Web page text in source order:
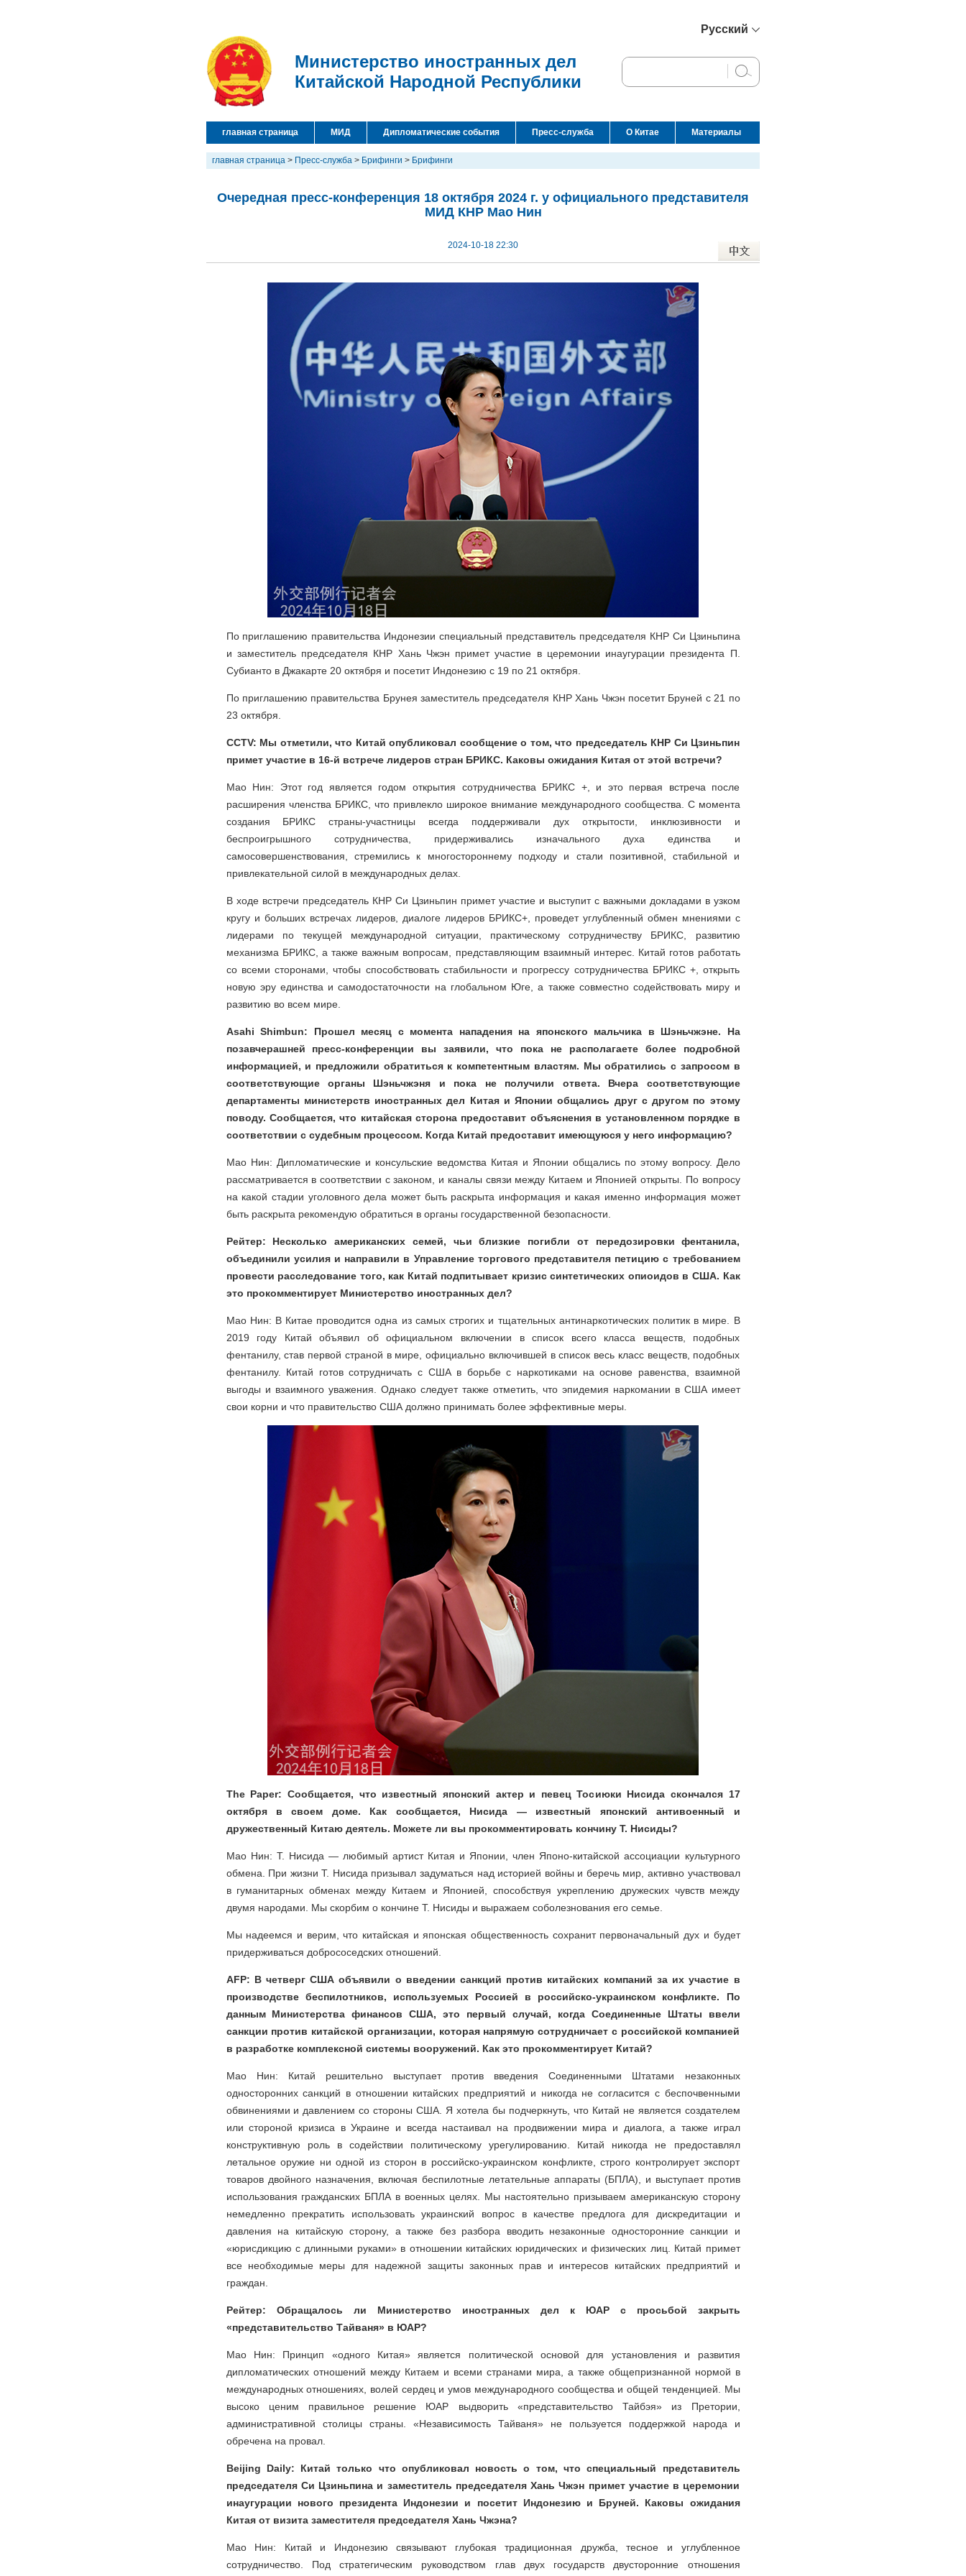
Русский
English
Español
عربي
Министерство иностранных дел
Китайской Народной Республики
главная страница МИД Дипломатические события Пресс-служба О Китае Материалы
главная страница > Пресс-служба > Брифинги > Брифинги
Очередная пресс-конференция 18 октября 2024 г. у официального представителя
МИД КНР Мао Нин
2024-10-18 22:30
По приглашению правительства Индонезии специальный представитель председателя КНР Си Цзиньпина
и заместитель председателя КНР Хань Чжэн примет участие в церемонии инаугурации президента П.
Субианто в Джакарте 20 октября и посетит Индонезию с 19 по 21 октября.
По приглашению правительства Брунея заместитель председателя КНР Хань Чжэн посетит Бруней с 21 по
23 октября.
CCTV: Мы отметили, что Китай опубликовал сообщение о том, что председатель КНР Си Цзиньпин
примет участие в 16-й встрече лидеров стран БРИКС. Каковы ожидания Китая от этой встречи?
Мао Нин: Этот год является годом открытия сотрудничества БРИКС +, и это первая встреча после
расширения членства БРИКС, что привлекло широкое внимание международного сообщества. С момента
создания БРИКС страны-участницы всегда поддерживали дух открытости, инклюзивности и
беспроигрышного сотрудничества, придерживались изначального духа единства и
самосовершенствования, стремились к многостороннему подходу и стали позитивной, стабильной и
привлекательной силой в международных делах.
В ходе встречи председатель КНР Си Цзиньпин примет участие и выступит с важными докладами в узком
кругу и больших встречах лидеров, диалоге лидеров БРИКС+, проведет углубленный обмен мнениями с
лидерами по текущей международной ситуации, практическому сотрудничеству БРИКС, развитию
механизма БРИКС, а также важным вопросам, представляющим взаимный интерес. Китай готов работать
со всеми сторонами, чтобы способствовать стабильности и прогрессу сотрудничества БРИКС +, открыть
новую эру единства и самодостаточности на глобальном Юге, а также совместно содействовать миру и
развитию во всем мире.
Asahi Shimbun: Прошел месяц с момента нападения на японского мальчика в Шэньчжэне. На
позавчерашней пресс-конференции вы заявили, что пока не располагаете более подробной
информацией, и предложили обратиться к компетентным властям. Мы обратились с запросом в
соответствующие органы Шэньчжэня и пока не получили ответа. Вчера соответствующие
департаменты министерств иностранных дел Китая и Японии общались друг с другом по этому
поводу. Сообщается, что китайская сторона предоставит объяснения в установленном порядке в
соответствии с судебным процессом. Когда Китай предоставит имеющуюся у него информацию?
Мао Нин: Дипломатические и консульские ведомства Китая и Японии общались по этому вопросу. Дело
рассматривается в соответствии с законом, и каналы связи между Китаем и Японией открыты. По вопросу
на какой стадии уголовного дела может быть раскрыта информация и какая именно информация может
быть раскрыта рекомендую обратиться в органы государственной безопасности.
Рейтер: Несколько американских семей, чьи близкие погибли от передозировки фентанила,
объединили усилия и направили в Управление торгового представителя петицию с требованием
провести расследование того, как Китай подпитывает кризис синтетических опиоидов в США. Как
это прокомментирует Министерство иностранных дел?
Мао Нин: В Китае проводится одна из самых строгих и тщательных антинаркотических политик в мире. В
2019 году Китай объявил об официальном включении в список всего класса веществ, подобных
фентанилу, став первой страной в мире, официально включившей в список весь класс веществ, подобных
фентанилу. Китай готов сотрудничать с США в борьбе с наркотиками на основе равенства, взаимной
выгоды и взаимного уважения. Однако следует также отметить, что эпидемия наркомании в США имеет
свои корни и что правительство США должно принимать более эффективные меры.
The Paper: Сообщается, что известный японский актер и певец Тосиюки Нисида скончался 17
октября в своем доме. Как сообщается, Нисида — известный японский антивоенный и
дружественный Китаю деятель. Можете ли вы прокомментировать кончину Т. Нисиды?
Мао Нин: Т. Нисида — любимый артист Китая и Японии, член Японо-китайской ассоциации культурного
обмена. При жизни Т. Нисида призывал задуматься над историей войны и беречь мир, активно участвовал
в гуманитарных обменах между Китаем и Японией, способствуя укреплению дружеских чувств между
двумя народами. Мы скорбим о кончине Т. Нисиды и выражаем соболезнования его семье.
Мы надеемся и верим, что китайская и японская общественность сохранит первоначальный дух и будет
придерживаться добрососедских отношений.
AFP: В четверг США объявили о введении санкций против китайских компаний за их участие в
производстве беспилотников, используемых Россией в российско-украинском конфликте. По
данным Министерства финансов США, это первый случай, когда Соединенные Штаты ввели
санкции против китайской организации, которая напрямую сотрудничает с российской компанией
в разработке комплексной системы вооружений. Как это прокомментирует Китай?
Мао Нин: Китай решительно выступает против введения Соединенными Штатами незаконных
односторонних санкций в отношении китайских предприятий и никогда не согласится с беспочвенными
обвинениями и давлением со стороны США. Я хотела бы подчеркнуть, что Китай не является создателем
или стороной кризиса в Украине и всегда настаивал на продвижении мира и диалога, а также играл
конструктивную роль в содействии политическому урегулированию. Китай никогда не предоставлял
летальное оружие ни одной из сторон в российско-украинском конфликте, строго контролирует экспорт
товаров двойного назначения, включая беспилотные летательные аппараты (БПЛА), и выступает против
использования гражданских БПЛА в военных целях. Мы настоятельно призываем американскую сторону
немедленно прекратить использовать украинский вопрос в качестве предлога для дискредитации и
давления на китайскую сторону, а также без разбора вводить незаконные односторонние санкции и
«юрисдикцию с длинными руками» в отношении китайских юридических и физических лиц. Китай примет
все необходимые меры для надежной защиты законных прав и интересов китайских предприятий и
граждан.
Рейтер: Обращалось ли Министерство иностранных дел к ЮАР с просьбой закрыть
«представительство Тайваня» в ЮАР?
Мао Нин: Принцип «одного Китая» является политической основой для установления и развития
дипломатических отношений между Китаем и всеми странами мира, а также общепризнанной нормой в
международных отношениях, волей сердец и умов международного сообщества и общей тенденцией. Мы
высоко ценим правильное решение ЮАР выдворить «представительство Тайбэя» из Претории,
административной столицы страны. «Независимость Тайваня» не пользуется поддержкой народа и
обречена на провал.
Beijing Daily: Китай только что опубликовал новость о том, что специальный представитель
председателя Си Цзиньпина и заместитель председателя Хань Чжэн примет участие в церемонии
инаугурации нового президента Индонезии и посетит Индонезию и Бруней. Каковы ожидания
Китая от визита заместителя председателя Хань Чжэна?
Мао Нин: Китай и Индонезию связывают глубокая традиционная дружба, тесное и углубленное
сотрудничество. Под стратегическим руководством глав двух государств двусторонние отношения